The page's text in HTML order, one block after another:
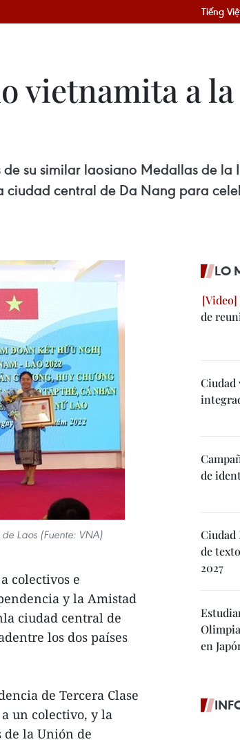
Tiếng
vietnamita a
su similar laosiano Medallas de la
central de Da Nang para
Laos (Fuente: VNA)
colectivos e
y la Amistad
ciudad central de
los dos países
de Tercera Clase
un colectivo, y la
de la Unión de
LO
de
Ciudad
de
de
2027
en